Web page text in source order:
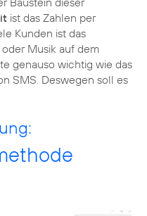
ist das Zahlen per
Kunden ist das
Musik auf dem
genauso wichtig wie das
SMS. Deswegen soll es